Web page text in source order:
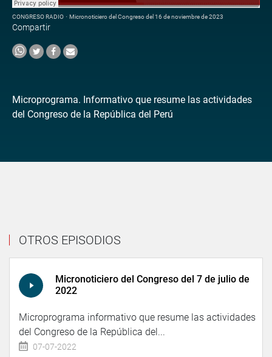
CONGRESO RADIO · Micronoticiero del Congreso del 16 de noviembre de 2023
Compartir
Microprograma. Informativo que resume las actividades
del Congreso de la República del Perú
OTROS EPISODIOS
Micronoticiero del Congreso del 7 de julio de
2022
Microprograma informativo que resume las actividades
del Congreso de la República del...
07-07-2022